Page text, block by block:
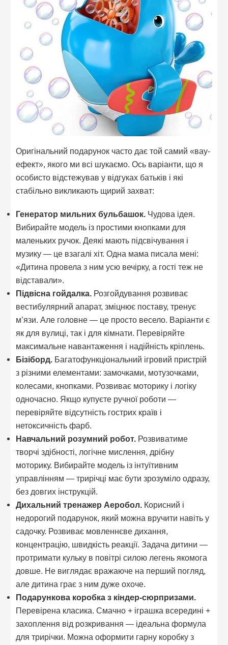
Оригінальний подарунок часто дає той самий «вау-
ефект», якого ми всі шукаємо. Ось варіанти, що я
особисто відстежував у відгуках батьків і які
стабільно викликають щирий захват:
Генератор мильних бульбашок. Чудова ідея.
Вибирайте модель із простими кнопками для
маленьких ручок. Деякі мають підсвічування і
музику — це взагалі хіт. Одна мама писала мені:
«Дитина провела з ним усю вечірку, а гості теж не
відставали».
Підвісна гойдалка. Розгойдування розвиває
вестибулярний апарат, зміцнює поставу, тренує
м’язи. Але головне — це просто весело. Варіанти є
як для вулиці, так і для кімнати. Перевіряйте
максимальне навантаження і надійність кріплень.
Бізіборд. Багатофункціональний ігровий пристрій
з різними елементами: замочками, мотузочками,
колесами, кнопками. Розвиває моторику і логіку
одночасно. Якщо купуєте ручної роботи —
перевіряйте відсутність гострих країв і
нетоксичність фарб.
Навчальний розумний робот. Розвиватиме
творчі здібності, логічне мислення, дрібну
моторику. Вибирайте модель із інтуїтивним
управлінням — трирічці має бути зрозуміло одразу,
без довгих інструкцій.
Дихальний тренажер Аеробол. Корисний і
недорогий подарунок, який можна вручити навіть у
садочку. Розвиває мовленнєве дихання,
концентрацію, швидкість реакції. Задача дитини —
протримати кульку в повітрі силою легень якомога
довше. Не виглядає вражаюче на перший погляд,
але дитина грає з ним дуже охоче.
Подарункова коробка з кіндер-сюрпризами.
Перевірена класика. Смачно + іграшка всередині +
захоплення від розкривання — ідеальна формула
для трирічки. Можна оформити гарну коробку з